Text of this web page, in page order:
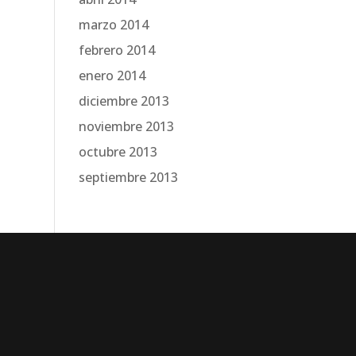
marzo 2014
febrero 2014
enero 2014
diciembre 2013
noviembre 2013
octubre 2013
septiembre 2013